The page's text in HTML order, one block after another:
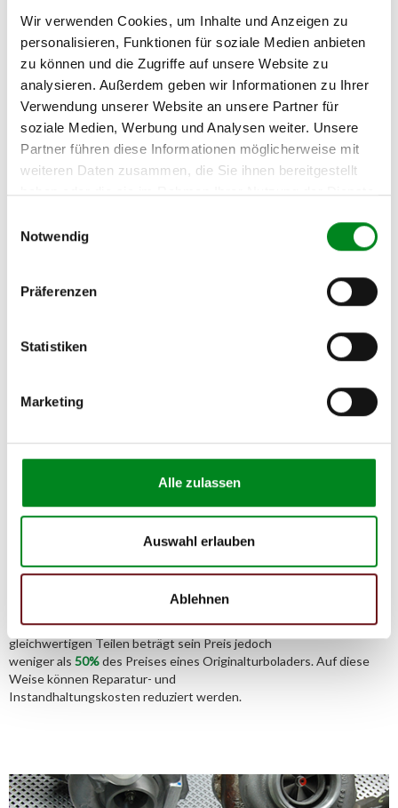
Wir verwenden Cookies, um Inhalte und Anzeigen zu
personalisieren, Funktionen für soziale Medien anbieten
zu können und die Zugriffe auf unsere Website zu
analysieren. Außerdem geben wir Informationen zu Ihrer
Verwendung unserer Website an unsere Partner für
soziale Medien, Werbung und Analysen weiter. Unsere
Partner führen diese Informationen möglicherweise mit
weiteren Daten zusammen, die Sie ihnen bereitgestellt
haben oder die sie im Rahmen Ihrer Nutzung der Dienste
Notwendig
Präferenzen
Statistiken
Marketing
Alle zulassen
Auswahl erlauben
Ablehnen
Passendes Fahrzeug nicht dabei?
Fahrzeug-Suche für AT-Turbolader»
Oder einfach im Chat nachfragen.
Hersteller/EU Verantwortliche
Person
Adresse:
E-Mail:
info@tmc-turbo.de
02541/8483601
Der Aufbereitungsprozess für
denen eines neuen Turboladers vergleichbar.
Durch die Verwendung von Originalteilen und qualitativ
gleichwertigen Teilen beträgt sein Preis jedoch
weniger als 50%des Preises eines Originalturboladers. Auf diese
Weise können Reparatur- und
Instandhaltungskosten reduziert werden.